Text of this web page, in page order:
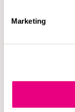
Marketing